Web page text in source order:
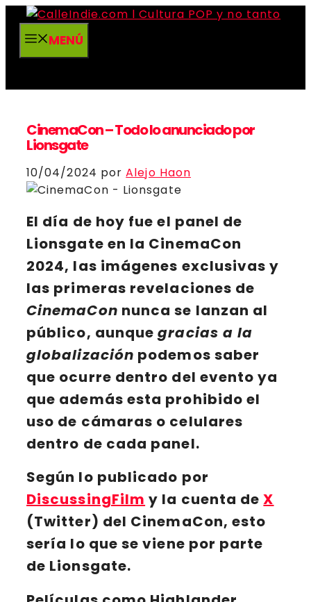
Saltar
contenidoMENÚ
CinemaCon – Todo lo anunciado por
Lionsgate
10/04/2024 porAlejo Haon
El día de hoy fue el panel de
Lionsgate en la CinemaCon
2024, las imágenes exclusivas y
las primeras revelaciones de
CinemaCon nunca se lanzan al
público, aunquegracias a la
globalización podemos saber
que ocurre dentro del evento ya
que además esta prohibido el
uso de cámaras o celulares
dentro de cada panel.
Según lo publicado por
DiscussingFilm y la cuenta deX
(Twitter) del CinemaCon, esto
sería lo que se viene por parte
de Lionsgate.